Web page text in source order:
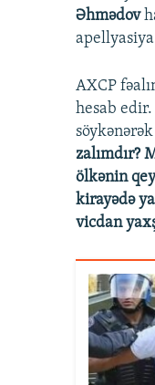
Əhmədov
AXCP
hesab
zalımdır?
ölkənin
kirayədə
vicdan